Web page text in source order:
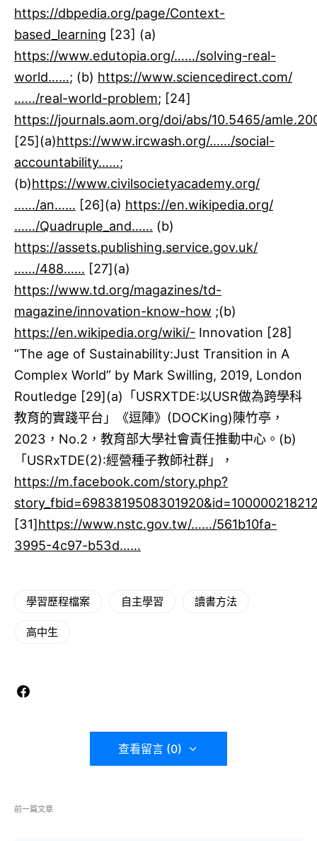
https://dbpedia.org/page/Context-
based_learning [23] ​(a)
https://www.edutopia.org/……/solving-real-
world……; (b) https://www.sciencedirect.com/
……/real-world-problem; [24]​
https://journals.aom.org/doi/abs/10.5465/
[25]​(a)https://www.ircwash.org/……/social-
accountability……;
(b)https://www.civilsocietyacademy.org/
……/an…… [26]​(a) https://en.wikipedia.org/
……/Quadruple_and…… (b)
https://assets.publishing.service.gov.uk/
……/488…… [27]​(a)
https://www.td.org/magazines/td-
magazine/innovation-know-how ;(b)
https://en.wikipedia.org/wiki/- Innovation [28]​
“The age of Sustainability:Just Transition in A
Complex World” by Mark Swilling, 2019, London
Routledge [29]​(a)「USRXTDE:以USR做為跨學科
教育的實踐平台」《逗陣》(DOCKing)陳竹亭，
2023，No.2，教育部大學社會責任推動中心。(b)
「USRxTDE(2):經營種子教師社群」，
https://m.facebook.com/story.php?
[31]​https://www.nstc.gov.tw/……/561b10fa-
3995-4c97-b53d……
學習歷程檔案 自主學習 讀書方法
高中生
查看留言 (0)
前一篇文章